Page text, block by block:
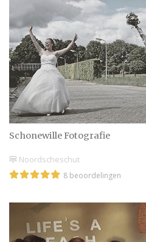
Schonewille Fotografie
Noordscheschut
8 beoordelingen